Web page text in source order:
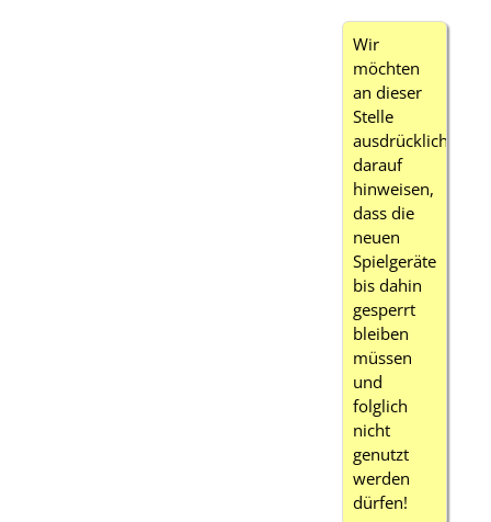
Wir
möchten
an dieser
Stelle
ausdrücklich
darauf
hinweisen,
dass die
neuen
Spielgeräte
bis dahin
gesperrt
bleiben
müssen
und
folglich
nicht
genutzt
werden
dürfen!